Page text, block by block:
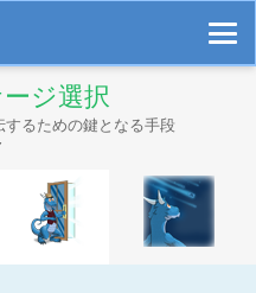
ジ選択
るための鍵となる手段